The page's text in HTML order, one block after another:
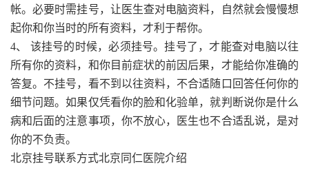
帐。必要时需挂号，让医生查对电脑资料，自然就会慢慢想
起你和你当时的所有资料，才利于帮你。
4、 该挂号的时候，必须挂号。挂号了，才能查对电脑以往
所有你的资料，和你目前症状的前因后果，才能给你准确的
答复。不挂号，看不到以往资料，不合适随口回答任何你的
细节问题。如果仅凭看你的脸和化验单，就判断说你是什么
病和后面的注意事项，你不放心，医生也不合适乱说，是对
你的不负责。
北京挂号联系方式北京同仁医院介绍